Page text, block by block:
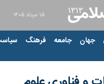
۱۵ مرداد ۱۴۰۵
جهان جامعه فرهنگ